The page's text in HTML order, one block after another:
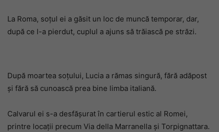
La Roma, soțul ei a găsit un loc de muncă temporar, dar,
după ce l-a pierdut, cuplul a ajuns să trăiască pe străzi.
După moartea soțului, Lucia a rămas singură, fără adăpost
și fără să cunoască prea bine limba italiană.
Calvarul ei s-a desfășurat în cartierul estic al Romei,
printre locații precum Via della Marranella și Torpignattara.